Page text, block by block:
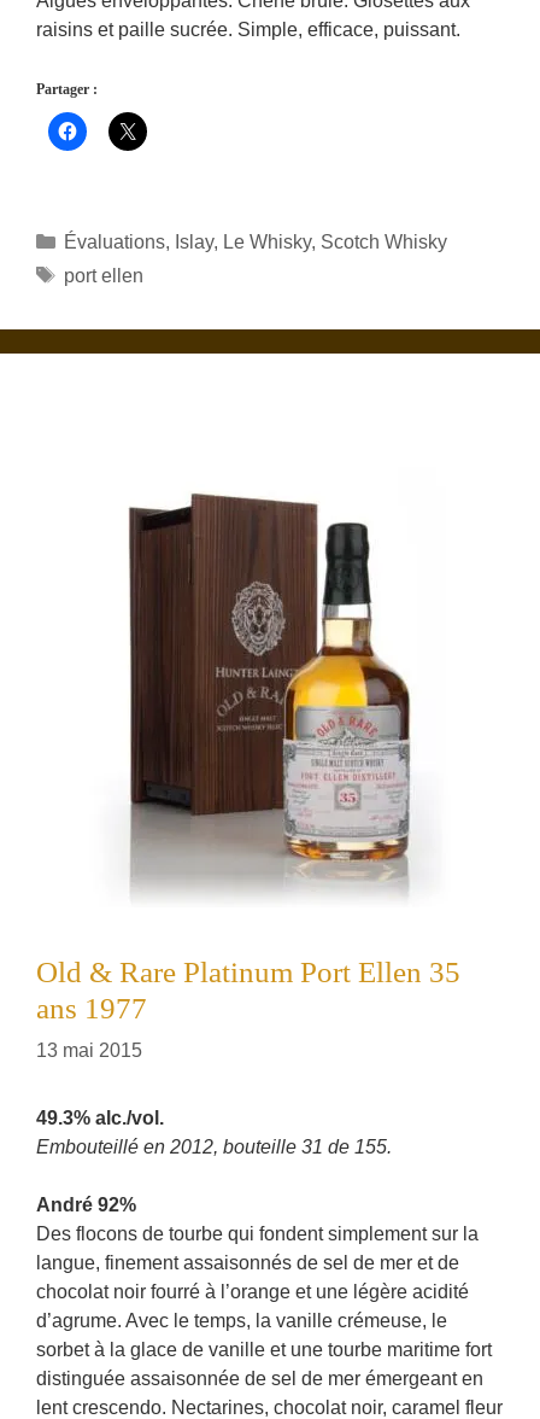
raisins et paille sucrée. Simple, efficace, puissant.
Partager :
Catégories
Évaluations, Islay, Le Whisky, Scotch Whisky
Étiquettes
port ellen
Old & Rare Platinum Port Ellen 35
ans 1977
13 mai 2015
49.3% alc./vol.
Embouteillé en 2012, bouteille 31 de 155.
André 92%
Des flocons de tourbe qui fondent simplement sur la
langue, finement assaisonnés de sel de mer et de
chocolat noir fourré à l’orange et une légère acidité
d’agrume. Avec le temps, la vanille crémeuse, le
sorbet à la glace de vanille et une tourbe maritime fort
distinguée assaisonnée de sel de mer émergeant en
lent crescendo. Nectarines, chocolat noir, caramel fleur